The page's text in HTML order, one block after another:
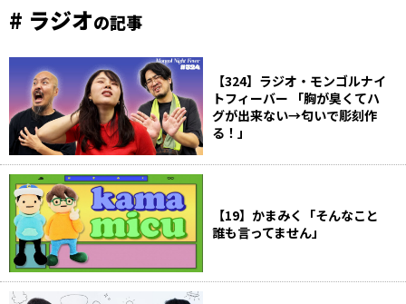
# ラジオの記事
【324】ラジオ・モンゴルナイ
トフィーバー 「胸が臭くてハ
グが出来ない→匂いで彫刻作
る！」
【19】かまみく「そんなこと
誰も言ってません」